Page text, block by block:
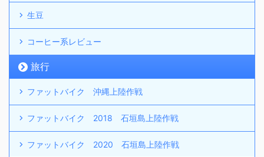
生豆
コーヒー系レビュー
旅行
ファットバイク 沖縄上陸作戦
ファットバイク 2018 石垣島上陸作戦
ファットバイク 2020 石垣島上陸作戦